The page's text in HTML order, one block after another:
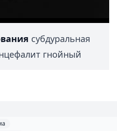
субдуральная
гнойный